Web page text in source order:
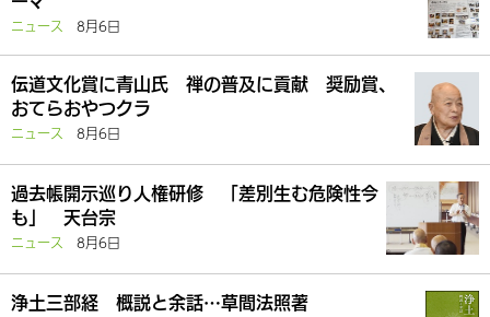
ニュース 8月6日
伝道文化賞に青山氏 禅の普及に貢献 奨励賞、
おてらおやつクラ
ニュース 8月6日
過去帳開示巡り人権研修 「差別生む危険性今
も」 天台宗
ニュース 8月6日
浄土三部経 概説と余話…草間法照著